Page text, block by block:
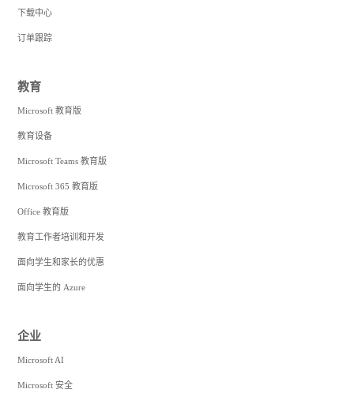
下载中心
订单跟踪
教育
Microsoft 教育版
教育设备
Microsoft Teams 教育版
Microsoft 365 教育版
Office 教育版
教育工作者培训和开发
面向学生和家长的优惠
面向学生的 Azure
企业
Microsoft AI
Microsoft 安全